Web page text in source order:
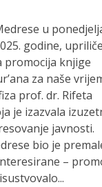
u
godine,
promocija knjige
za naše
prof. dr. Rifeta
je izazvala
javnosti.
bio je
–